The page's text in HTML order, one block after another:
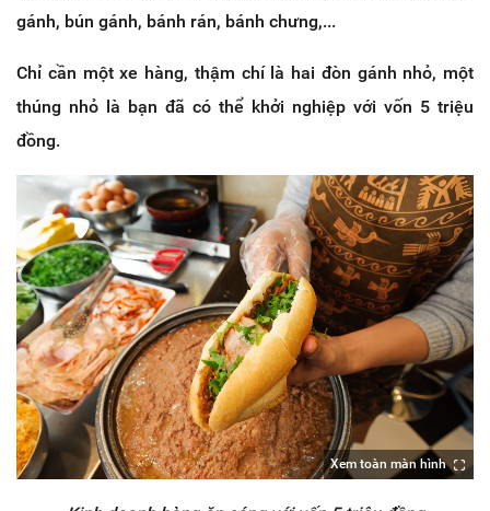
gánh, bún gánh, bánh rán, bánh chưng,...
Chỉ cần một xe hàng, thậm chí là hai đòn gánh nhỏ, một
thúng nhỏ là bạn đã có thể khởi nghiệp với vốn 5 triệu
đồng.
Xem toàn màn hình